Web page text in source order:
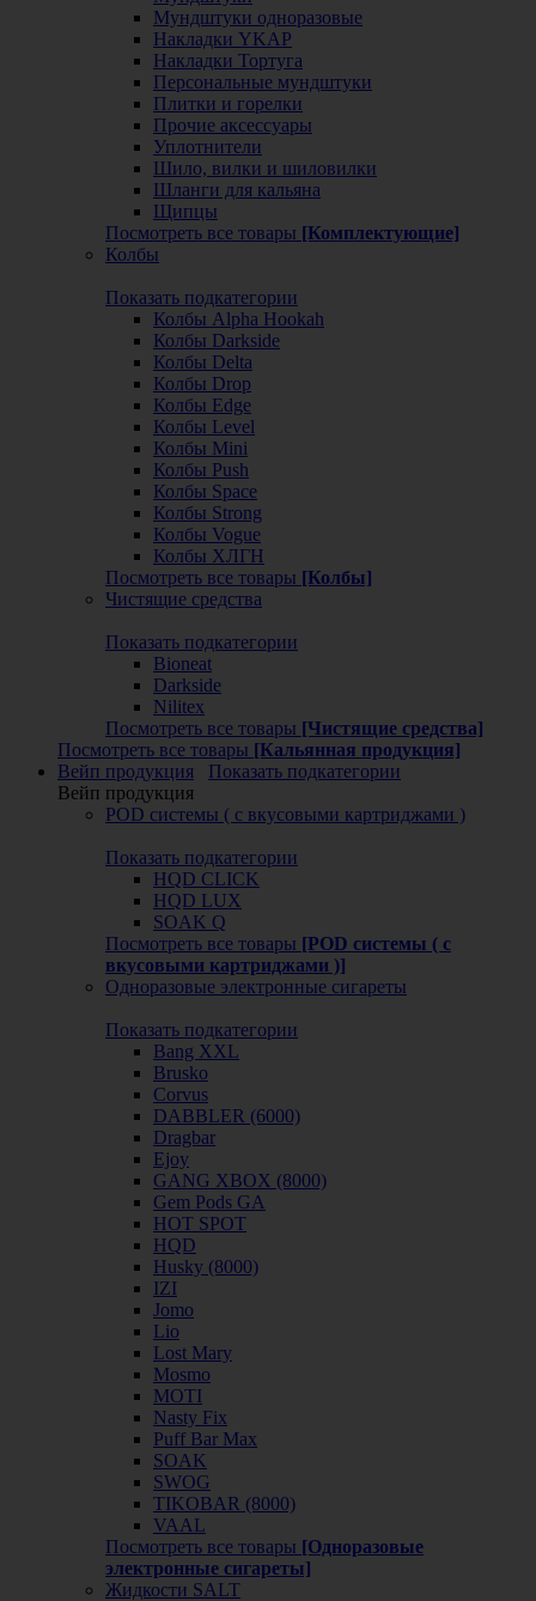
Мундштуки одноразовые
Накладки YKAP
Накладки Тортуга
Персональные мундштуки
Плитки и горелки
Прочие аксессуары
Уплотнители
Шило, вилки и шиловилки
Шланги для кальяна
Щипцы
Посмотреть все товары [Комплектующие]
Колбы
Показать подкатегории
Колбы Alpha Hookah
Колбы Darkside
Колбы Delta
Колбы Drop
Колбы Edge
Колбы Level
Колбы Mini
Колбы Push
Колбы Space
Колбы Strong
Колбы Vogue
Колбы ХЛГН
Посмотреть все товары [Колбы]
Чистящие средства
Показать подкатегории
Bioneat
Darkside
Nilitex
Посмотреть все товары [Чистящие средства]
Посмотреть все товары [Кальянная продукция]
Вейп продукция
Показать подкатегории
Вейп продукция
POD системы ( с вкусовыми картриджами )
Показать подкатегории
HQD CLICK
HQD LUX
SOAK Q
Посмотреть все товары [POD системы ( с
вкусовыми картриджами )]
Одноразовые электронные сигареты
Показать подкатегории
Bang XXL
Brusko
Corvus
DABBLER (6000)
Dragbar
Ejoy
GANG XBOX (8000)
Gem Pods GA
HOT SPOT
HQD
Husky (8000)
IZI
Jomo
Lio
Lost Mary
Mosmo
MOTI
Nasty Fix
Puff Bar Max
SOAK
SWOG
TIKOBAR (8000)
VAAL
Посмотреть все товары [Одноразовые
электронные сигареты]
Жидкости SALT